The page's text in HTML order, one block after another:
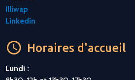
Illiwap
Linkedin
Horaires d'accueil
Lundi :